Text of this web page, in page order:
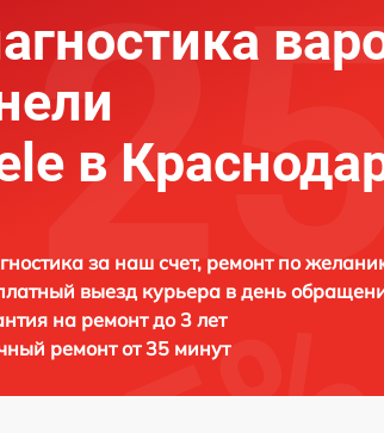
в
за наш счет, ремонт по
выезд курьера в день
на ремонт до 3 лет
ремонт от 35 минут